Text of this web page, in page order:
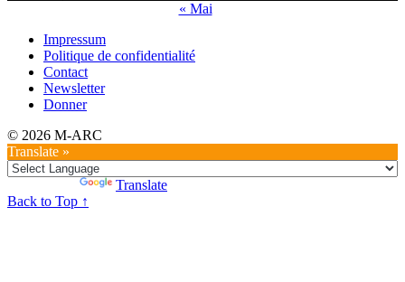
« Mai
Impressum
Politique de confidentialité
Contact
Newsletter
Donner
© 2026 M-ARC
Translate »
Translate
Back to Top ↑